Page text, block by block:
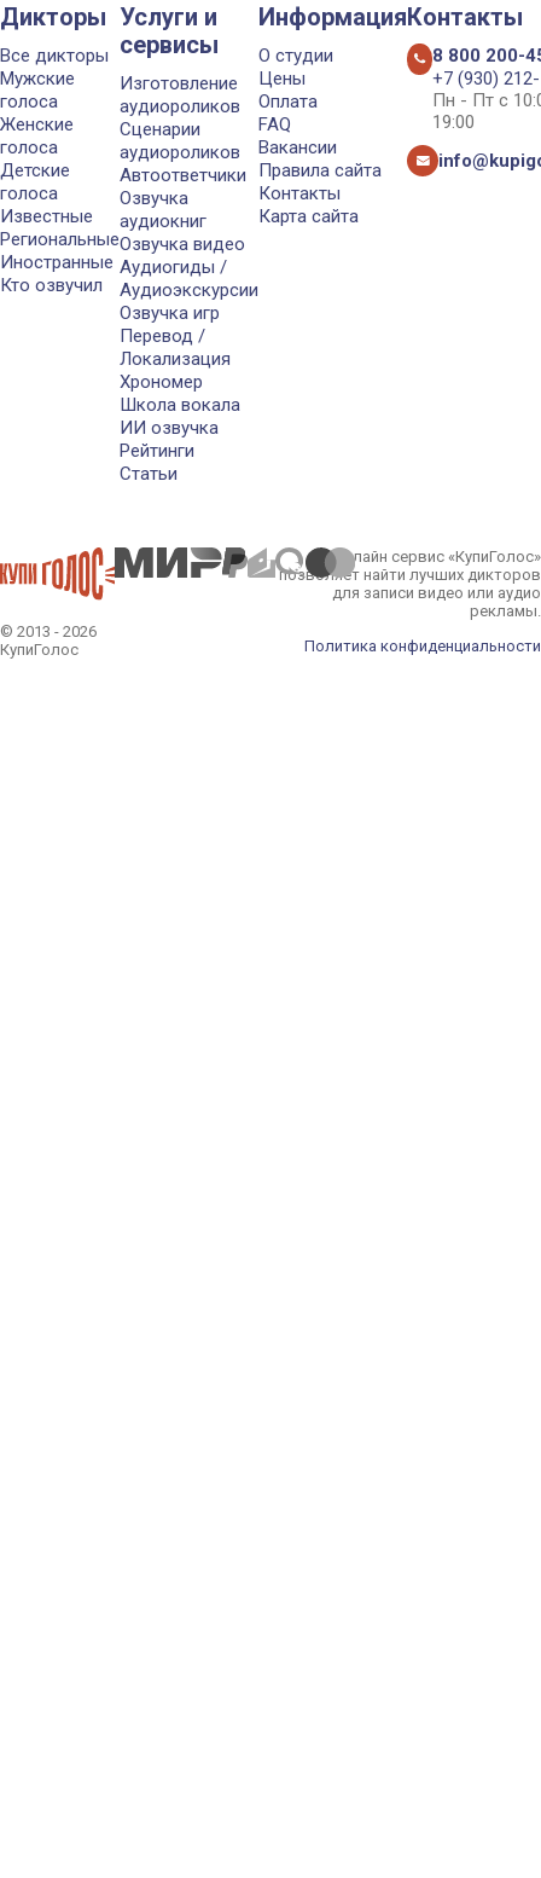
Дикторы
Все дикторы
Мужские
голоса
Женские
голоса
Детские
голоса
Известные
Региональные
Иностранные
Кто озвучил
Услуги и
сервисы
Изготовление
аудиороликов
Сценарии
аудиороликов
Автоответчики
Озвучка
аудиокниг
Озвучка видео
Аудиогиды /
Аудиоэкскурсии
Озвучка игр
Перевод /
Локализация
Хрономер
Школа вокала
ИИ озвучка
Рейтинги
Статьи
Информация
О студии
Цены
Оплата
FAQ
Вакансии
Правила сайта
Контакты
Карта сайта
Контакты
8 800 200-
+7 (930)
Пн - Пт с
19:00
© 2013 - 2026
КупиГолос
Онлайн сервис «КупиГолос»
позволяет найти лучших дикторов
для записи видео или аудио
рекламы.
Политика конфиденциальности